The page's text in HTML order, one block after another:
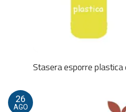
Stasera esporre plastica
26
AGO